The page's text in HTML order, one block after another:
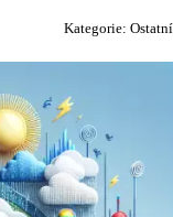
Kategorie: Ostatní